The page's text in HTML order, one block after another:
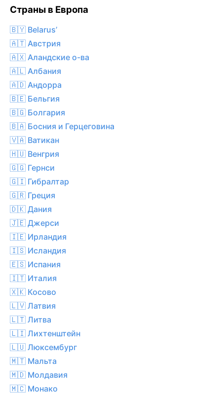
Страны в Европа
🇧🇾 Belarus’
🇦🇹 Австрия
🇦🇽 Аландские о-ва
🇦🇱 Албания
🇦🇩 Андорра
🇧🇪 Бельгия
🇧🇬 Болгария
🇧🇦 Босния и Герцеговина
🇻🇦 Ватикан
🇭🇺 Венгрия
🇬🇬 Гернси
🇬🇮 Гибралтар
🇬🇷 Греция
🇩🇰 Дания
🇯🇪 Джерси
🇮🇪 Ирландия
🇮🇸 Исландия
🇪🇸 Испания
🇮🇹 Италия
🇽🇰 Косово
🇱🇻 Латвия
🇱🇹 Литва
🇱🇮 Лихтенштейн
🇱🇺 Люксембург
🇲🇹 Мальта
🇲🇩 Молдавия
🇲🇨 Монако